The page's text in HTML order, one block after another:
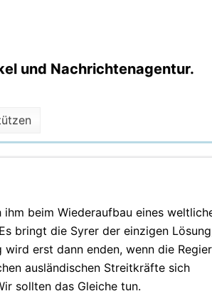
und Nachrichtenagentur.
beim Wiederaufbau eines
bringt die Syrer der einzigen
erst dann enden, wenn die
ausländischen Streitkräfte sich
sollten das Gleiche tun.